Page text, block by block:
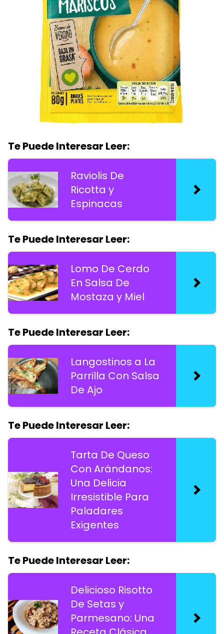
Te Puede Interesar Leer:
Raviolis De
Ricotta y
Espinacas
Te Puede Interesar Leer:
Lomo De Cerdo
En Salsa De
Mostaza y Miel
Te Puede Interesar Leer:
Langostinos a La
Parrilla Con Salsa
De Ajo
Te Puede Interesar Leer:
Tarta De Queso
Con Arándanos:
Una Delicia
Irresistible Para
Paladares
Exigentes
Te Puede Interesar Leer:
Delicioso Risotto
De Setas y
Parmesano: Una